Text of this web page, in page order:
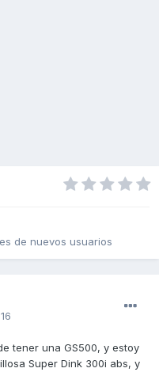
de nuevos usuarios
tener una GS500, y estoy
Super Dink 300i abs, y